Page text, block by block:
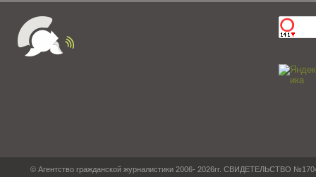
© Агентство гражданской журналистики 2006- 2026гг. СВИДЕТЕЛЬСТВО